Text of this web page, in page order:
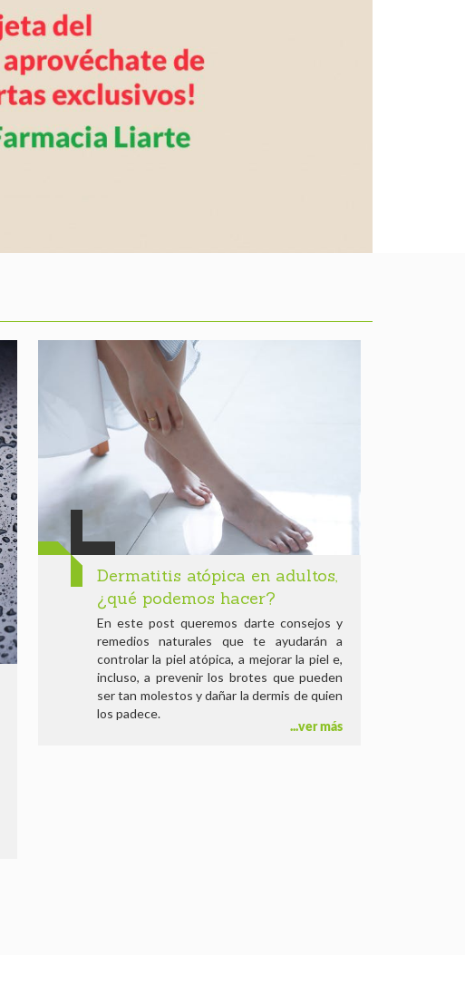
Dermatitis atópica en adultos,
¿qué podemos hacer?
En este post queremos darte consejos y
remedios naturales que te ayudarán a
controlar la piel atópica, a mejorar la piel e,
incluso, a prevenir los brotes que pueden
ser tan molestos y dañar la dermis de quien
los padece.
ver más